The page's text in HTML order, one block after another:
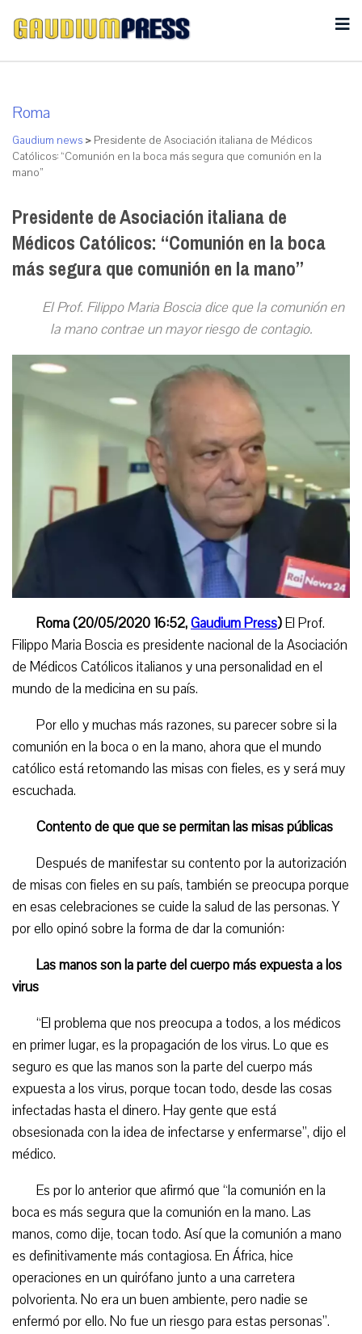
Roma
Gaudium news > Presidente de Asociación italiana de Médicos
Católicos: “Comunión en la boca más segura que comunión en la
mano”
Presidente de Asociación italiana de
Médicos Católicos: “Comunión en la boca
más segura que comunión en la mano”
El Prof. Filippo Maria Boscia dice que la comunión en
la mano contrae un mayor riesgo de contagio.
Roma(20/05/2020 16:52,Gaudium Press)El Prof.
Filippo Maria Boscia es presidente nacional de la Asociación
de Médicos Católicos italianos y una personalidad en el
mundo de la medicina en su país.
Por ello y muchas más razones, su parecer sobre si la
comunión en la boca o en la mano, ahora que el mundo
católico está retomando las misas con fieles, es y será muy
escuchada.
Contento de que que se permitan las misas públicas
Después de manifestar su contento por la autorización
de misas con fieles en su país, también se preocupa porque
en esas celebraciones se cuide la salud de las personas. Y
por ello opinó sobre la forma de dar la comunión:
Las manos son la parte del cuerpo más expuesta a los
virus
“El problema que nos preocupa a todos, a los médicos
en primer lugar, es la propagación de los virus. Lo que es
seguro es que las manos son la parte del cuerpo más
expuesta a los virus, porque tocan todo, desde las cosas
infectadas hasta el dinero. Hay gente que está
obsesionada con la idea de infectarse y enfermarse”, dijo el
médico.
Es por lo anterior que afirmó que “la comunión en la
boca es más segura que la comunión en la mano. Las
manos, como dije, tocan todo. Así que la comunión a mano
es definitivamente más contagiosa. En África, hice
operaciones en un quirófano junto a una carretera
polvorienta. No era un buen ambiente, pero nadie se
enfermó por ello. No fue un riesgo para estas personas”.